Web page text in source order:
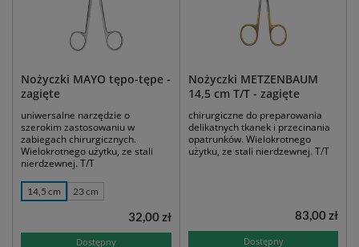
Nożyczki MAYO tępo-tępe -
zagięte
uniwersalne narzędzie o
szerokim zastosowaniu w
zabiegach chirurgicznych.
Wielokrotnego użytku, ze stali
nierdzewnej. T/T
14,5 cm 23 cm
Dostępny
32,00 zł
Nożyczki METZENBAUM
14,5 cm T/T - zagięte
chirurgiczne do preparowania
delikatnych tkanek i przecinania
opatrunków. Wielokrotnego
użytku, ze stali nierdzewnej. T/T
Dostępny
83,00 zł